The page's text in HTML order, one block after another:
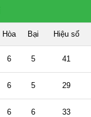
Hòa Bại Hiệu số
6 5 41
6 5 29
6 6 33